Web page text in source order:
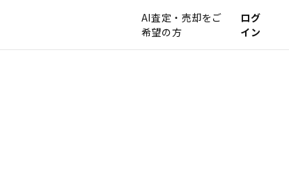
AI査定・売却をご
希望の方
ログ
イン